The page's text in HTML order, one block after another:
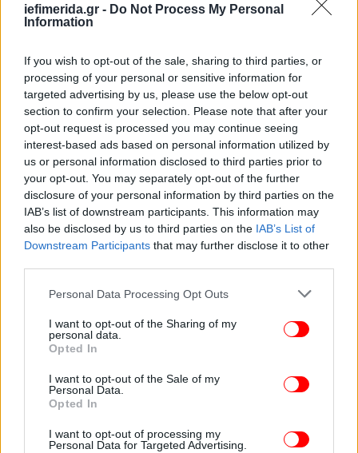
iefimerida.gr - Do Not Process My Personal
Information
If you wish to opt-out of the sale, sharing to third parties, or
processing of your personal or sensitive information for
targeted advertising by us, please use the below opt-out
section to confirm your selection. Please note that after your
opt-out request is processed you may continue seeing
interest-based ads based on personal information utilized by
us or personal information disclosed to third parties prior to
your opt-out. You may separately opt-out of the further
disclosure of your personal information by third parties on the
IAB’s list of downstream participants. This information may
also be disclosed by us to third parties on the IAB’s List of
Downstream Participants that may further disclose it to other
Please note that this website/app uses one or more Google
not limited to your visit or usage behaviour. You may click to
grant or deny consent to Google and its third-party tags to
use your data for below specified purposes in below Google
consent section.
Personal Data Processing Opt Outs
I want to opt-out of the Sharing of my
personal data.
Opted In
I want to opt-out of the Sale of my
Personal Data.
Opted In
I want to opt-out of processing my
Personal Data for Targeted Advertising.
ΚΟΣΜΟΣ 19/12/2024 11:05
Συρία: Ο Μπλίνκεν κάλεσε την HTS να πάρει
μαθήματα από την απομόνωση των Ταλιμπάν
ΚΟΣΜΟΣ 14/10/2024 12:10